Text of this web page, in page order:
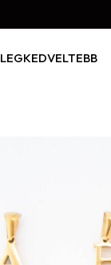
LEGKEDVELTEBB